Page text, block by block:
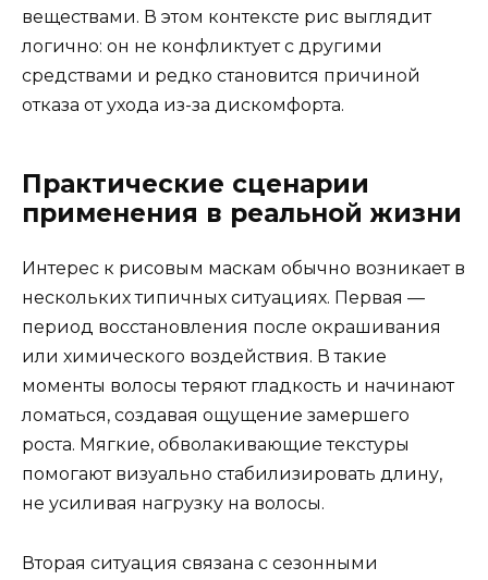
веществами. В этом контексте рис выглядит
логично: он не конфликтует с другими
средствами и редко становится причиной
отказа от ухода из-за дискомфорта.
Практические сценарии
применения в реальной жизни
Интерес к рисовым маскам обычно возникает в
нескольких типичных ситуациях. Первая —
период восстановления после окрашивания
или химического воздействия. В такие
моменты волосы теряют гладкость и начинают
ломаться, создавая ощущение замершего
роста. Мягкие, обволакивающие текстуры
помогают визуально стабилизировать длину,
не усиливая нагрузку на волосы.
Вторая ситуация связана с сезонными